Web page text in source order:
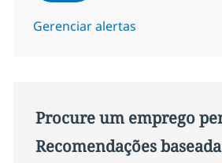
Gerenciar alertas
Procure um emprego
Recomendações